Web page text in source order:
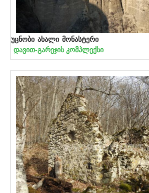
უცნობი ახალი მონასტერი
დავით-გარეჯის კომპლექსი